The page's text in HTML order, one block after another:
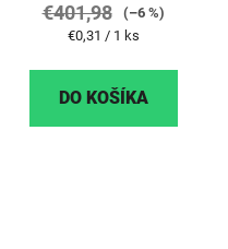
€401,98
(–6 %)
Jednotková
€0,31 / 1 ks
DO KOŠÍKA